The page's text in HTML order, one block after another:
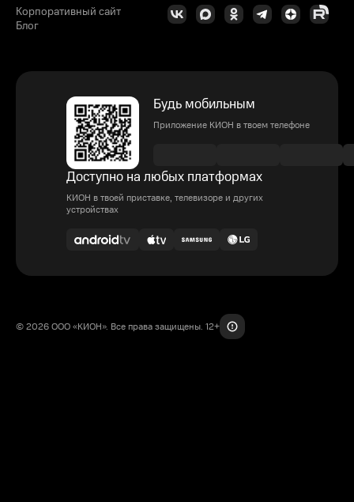
Корпоративный сайт
Блог
Будь мобильным
Приложение КИОН в твоем телефоне
Доступно на любых платформах
КИОН в твоей приставке, телевизоре и других
устройствах
© 2026 ООО «КИОН». Все права защищены. 12+